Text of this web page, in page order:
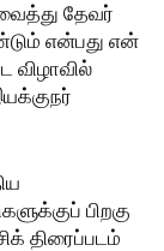
தேவர்
என்பது என்
விழாவில்
பிறகு
திரைப்படம்